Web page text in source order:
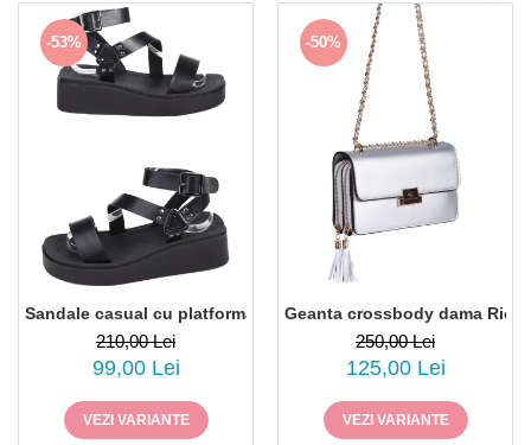
-53%
Sandale casual cu platforma Paolo Botticelli 4F-25231 piele
210,00 Lei
99,00 Lei
VEZI VARIANTE
-50%
Geanta crossbody dama
250,00 Lei
125,00 Lei
VEZI VARIANTE